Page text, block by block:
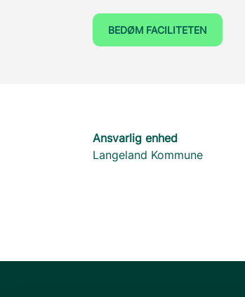
BEDØM FACILITETEN
Ansvarlig enhed
Langeland Kommune